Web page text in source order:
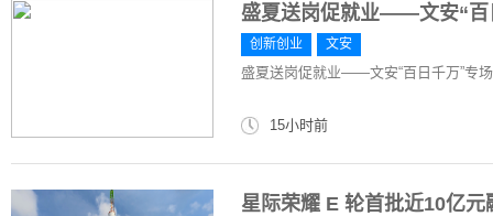
盛夏送岗促就业——文安“百
创新创业 文安
盛夏送岗促就业——文安“百日千万”专场
15小时前
星际荣耀 E 轮首批近10亿